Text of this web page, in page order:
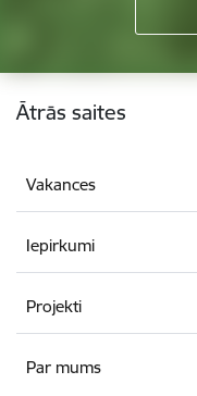
Kājene
Ātrās saites
Vakances
Iepirkumi
Projekti
Par mums